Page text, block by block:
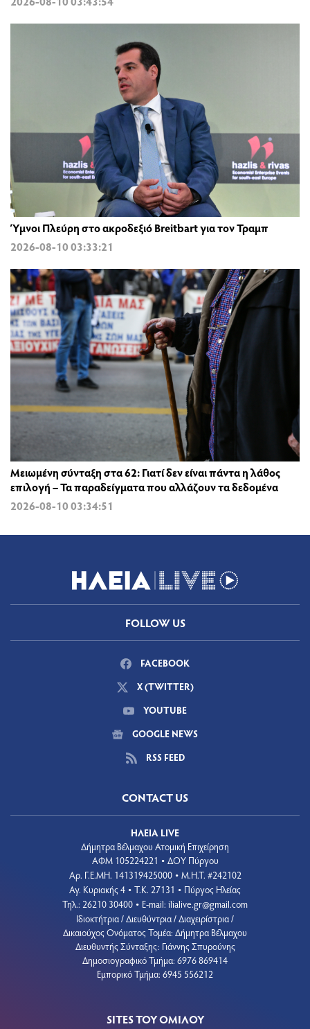
Ύμνοι Πλεύρη στο ακροδεξιό Breitbart για τον Τραμπ
2026-08-10 03:33:21
Μειωμένη σύνταξη στα 62: Γιατί δεν είναι πάντα η λάθος
επιλογή – Τα παραδείγματα που αλλάζουν τα δεδομένα
2026-08-10 03:34:51
FOLLOW US
FACEBOOK
X (TWITTER)
YOUTUBE
GOOGLE NEWS
RSS FEED
CONTACT US
ΗΛΕΙΑ LIVE
Δήμητρα Βέλμαχου Ατομική Επιχείρηση
ΑΦΜ 105224221 • ΔΟΥ Πύργου
Aρ. Γ.Ε.ΜΗ. 141319425000 • Μ.Η.Τ. #242102
Αγ. Κυριακής 4 • Τ.Κ. 27131 • Πύργος Ηλείας
Τηλ.: 26210 30400 • E-mail: ilialive.gr@gmail.com
Ιδιοκτήτρια / Διευθύντρια / Διαχειρίστρια /
Δικαιούχος Ονόματος Τομέα: Δήμητρα Βέλμαχου
Διευθυντής Σύνταξης: Γιάννης Σπυρούνης
Δημοσιογραφικό Τμήμα: 6976 869414
Εμπορικό Τμήμα: 6945 556212
SITES ΤΟΥ ΟΜΙΛΟΥ